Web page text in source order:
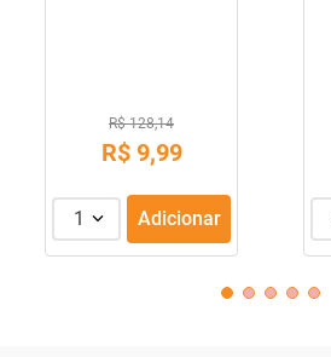
R$ 128,14
R$ 9,99
1 Adicionar